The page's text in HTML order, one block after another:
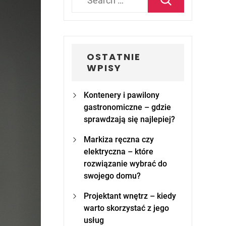
OSTATNIE
WPISY
Kontenery i pawilony
gastronomiczne – gdzie
sprawdzają się najlepiej?
Markiza ręczna czy
elektryczna – które
rozwiązanie wybrać do
swojego domu?
Projektant wnętrz – kiedy
warto skorzystać z jego
usług